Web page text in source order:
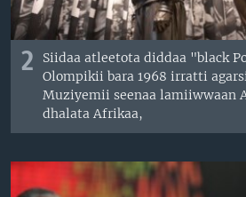
2
Siidaa atleetota diddaa "black
Olompikii bara 1968 irratti
Muziyemii seenaa lamiiwwaan
dhalata Afrikaa,